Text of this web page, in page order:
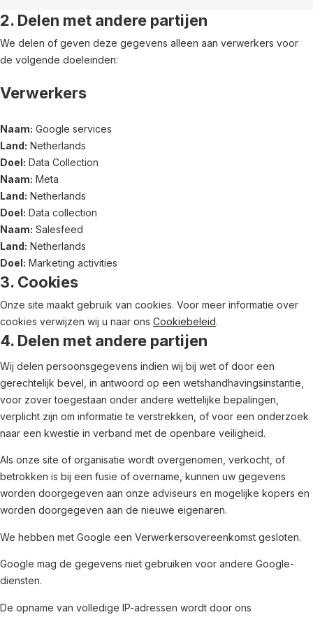
2. Delen met andere partijen
We delen of geven deze gegevens alleen aan verwerkers voor
de volgende doeleinden:
Verwerkers
Naam: Google services
Land: Netherlands
Doel: Data Collection
Naam: Meta
Land: Netherlands
Doel: Data collection
Naam: Salesfeed
Land: Netherlands
Doel: Marketing activities
3. Cookies
Onze site maakt gebruik van cookies. Voor meer informatie over
cookies verwijzen wij u naar ons Cookiebeleid.
4. Delen met andere partijen
Wij delen persoonsgegevens indien wij bij wet of door een
gerechtelijk bevel, in antwoord op een wetshandhavingsinstantie,
voor zover toegestaan onder andere wettelijke bepalingen,
verplicht zijn om informatie te verstrekken, of voor een onderzoek
naar een kwestie in verband met de openbare veiligheid.
Als onze site of organisatie wordt overgenomen, verkocht, of
betrokken is bij een fusie of overname, kunnen uw gegevens
worden doorgegeven aan onze adviseurs en mogelijke kopers en
worden doorgegeven aan de nieuwe eigenaren.
We hebben met Google een Verwerkersovereenkomst gesloten.
Google mag de gegevens niet gebruiken voor andere Google-
diensten.
De opname van volledige IP-adressen wordt door ons